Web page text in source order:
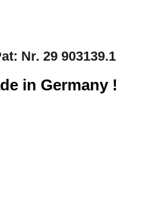
Nr.29 903139.1
in Germany !